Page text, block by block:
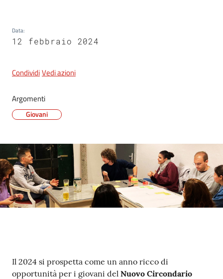
argomenti
Data:
12 febbraio 2024
CondividiVedi azioni
Argomenti
Giovani
Contenuto
Il 2024 si prospetta come un anno ricco di
opportunità per i giovani del Nuovo Circondario